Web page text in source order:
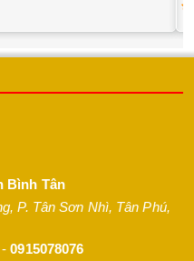
Bình Tân
P. Tân Sơn Nhì, Tân Phú,
-0915078076